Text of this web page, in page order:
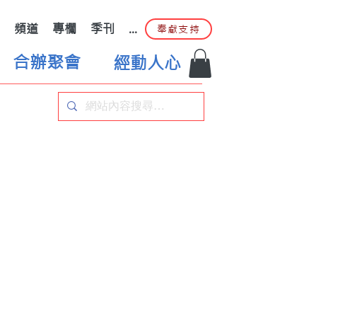
頻道 專欄 季刊 ... 奉獻支持
合辦聚會 經動人心